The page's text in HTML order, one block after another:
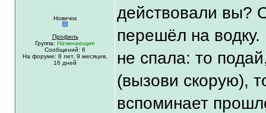
Новичок
Профиль
Группа: Начинающие
Сообщений: 6
На форуме: 8 лет, 9 месяцев,
16 дней
действовали вы?
перешёл на
не спала: то
(вызови скорую),
вспоминает